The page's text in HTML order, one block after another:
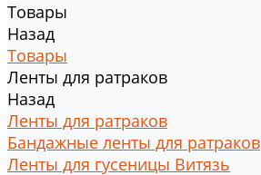
Товары
Назад
Товары
Ленты для ратраков
Назад
Ленты для ратраков
Бандажные ленты для ратраков
Ленты для гусеницы Витязь